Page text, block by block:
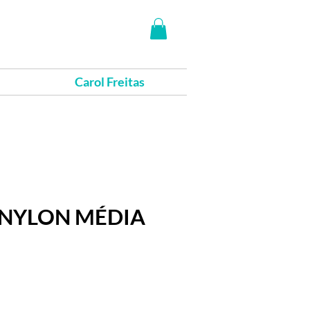
Carol Freitas
MÉDIA